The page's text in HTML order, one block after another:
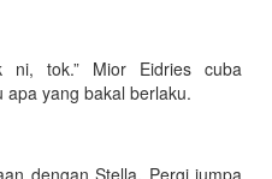
ni, tok.” Mior Eidries cuba
yang bakal berlaku.
dengan Stella. Pergi jumpa